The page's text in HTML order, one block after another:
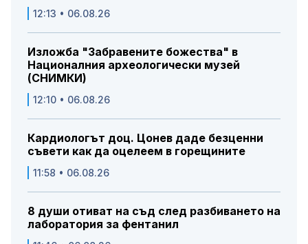
12:13 • 06.08.26
Изложба "Забравените божества" в
Националния археологически музей
(СНИМКИ)
12:10 • 06.08.26
Кардиологът доц. Цонев даде безценни
съвети как да оцелеем в горещините
11:58 • 06.08.26
8 души отиват на съд след разбиването на
лаборатория за фентанил